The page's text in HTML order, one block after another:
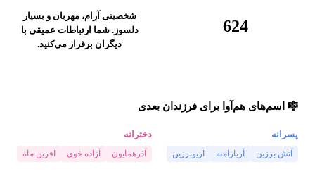
624
شخصیتی آرام، مهربان و بسیار
دلسوز. شما ارتباطات عمیقی با
دیگران برقرار می‌کنید.
🎼 اسم‌های هم‌آوا برای فرزندان بعدی
پسرانه
آتش برزین آریارامنه آریوبرزین
دخترانه
آذرهمایون آزاده خوی آفرین ماه